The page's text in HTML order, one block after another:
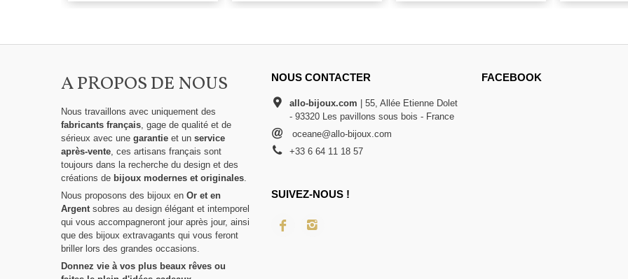
A PROPOS DE NOUS
Nous travaillons avec uniquement des
fabricants français, gage de qualité et de
sérieux avec une garantie et un service
après-vente, ces artisans français sont
toujours dans la recherche du design et des
créations de bijoux modernes et originales.
Nous proposons des bijoux en Or et en
Argentsobres au design élégant et intemporel
qui vous accompagneront jour après jour, ainsi
que des bijoux extravagants qui vous feront
briller lors des grandes occasions.
Donnez vie à vos plus beaux rêves ou
NOUS CONTACTER
allo-bijoux.com | 55, Allée Etienne Dolet
- 93320 Les pavillons sous bois - France
oceane@allo-bijoux.com
+33 6 64 11 18 57
FACEBOOK
SUIVEZ-NOUS !